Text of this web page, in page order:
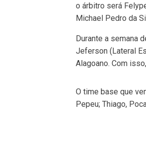
o árbitro será
Michael Pedro da
Durante a semana
Jeferson (Lateral
Alagoano. Com
O time base que
Pepeu; Thiago,